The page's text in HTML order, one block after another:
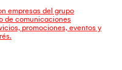
empresas del grupo
de comunicaciones
promociones, eventos y